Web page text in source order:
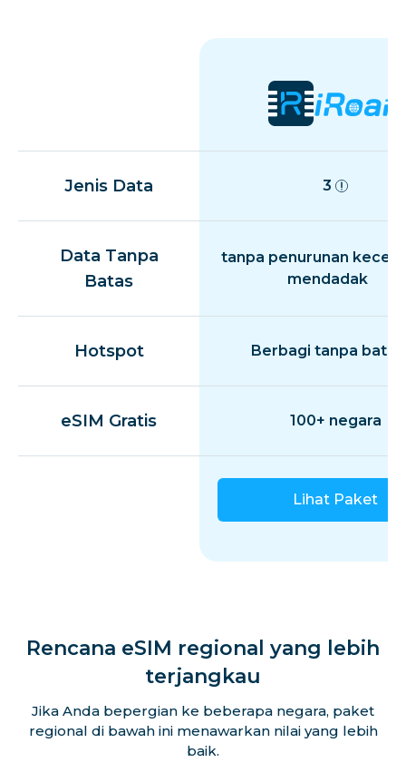
Jenis Data 3
Data Tanpa
Batas
tanpa penurunan
mendadak
Hotspot Berbagi tanpa batas
eSIM Gratis 100+ negara
Lihat Paket
Rencana eSIM regional yang lebih
terjangkau
Jika Anda bepergian ke beberapa negara, paket
regional di bawah ini menawarkan nilai yang lebih
baik.